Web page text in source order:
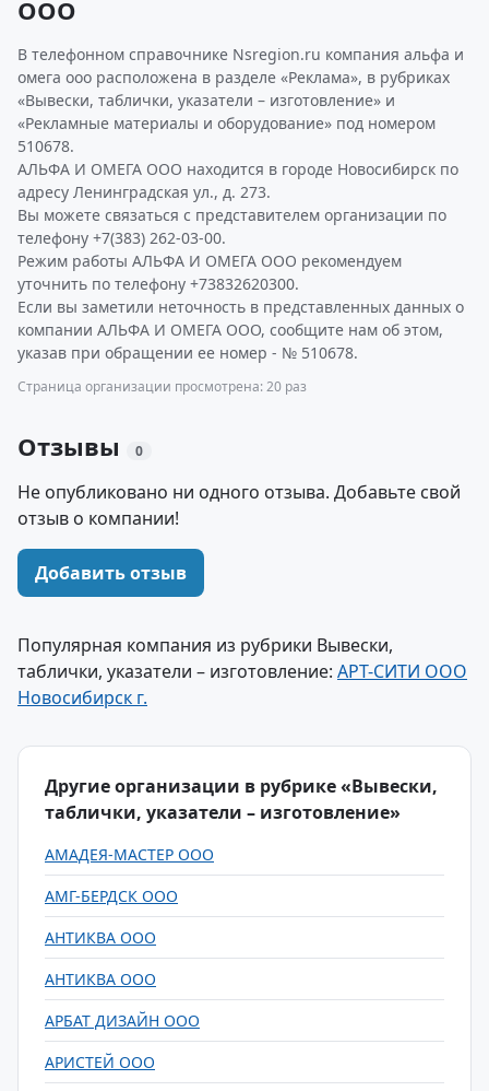
ООО
В телефонном справочнике Nsregion.ru компания альфа и
омега ооо расположена в разделе «Реклама», в рубриках
«Вывески, таблички, указатели – изготовление» и
«Рекламные материалы и оборудование» под номером
510678.
АЛЬФА И ОМЕГА ООО находится в городе Новосибирск по
адресу Ленинградская ул., д. 273.
Вы можете связаться с представителем организации по
телефону +7(383) 262-03-00.
Режим работы АЛЬФА И ОМЕГА ООО рекомендуем
уточнить по телефону +73832620300.
Если вы заметили неточность в представленных данных о
компании АЛЬФА И ОМЕГА ООО, сообщите нам об этом,
указав при обращении ее номер - № 510678.
Страница организации просмотрена: 20 раз
Отзывы 0
Не опубликовано ни одного отзыва. Добавьте свой
отзыв о компании!
Добавить отзыв
Популярная компания из рубрики Вывески,
таблички, указатели – изготовление: АРТ-СИТИ ООО
Новосибирск г.
Другие организации в рубрике «Вывески,
таблички, указатели – изготовление»
АМАДЕЯ-МАСТЕР ООО
АМГ-БЕРДСК ООО
АНТИКВА ООО
АНТИКВА ООО
АРБАТ ДИЗАЙН ООО
АРИСТЕЙ ООО